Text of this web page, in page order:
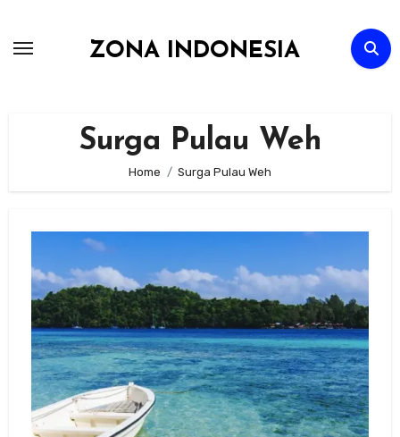
ZONA INDONESIA
Surga Pulau Weh
Home Surga Pulau Weh